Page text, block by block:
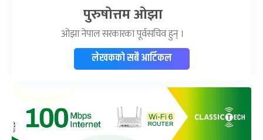
पुरुषोत्तम ओझा
ओझा नेपाल सरकारका पूर्वसचिव हुन् ।
लेखकको सबै आर्टिकल